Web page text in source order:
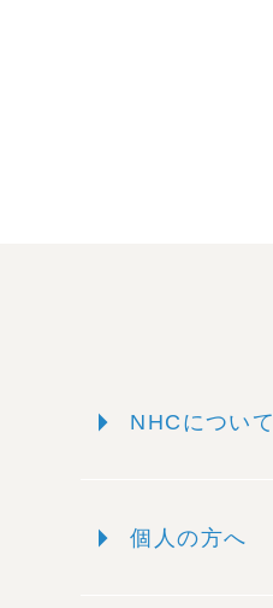
arrow_right NHCについて
arrow_right 個人の方へ